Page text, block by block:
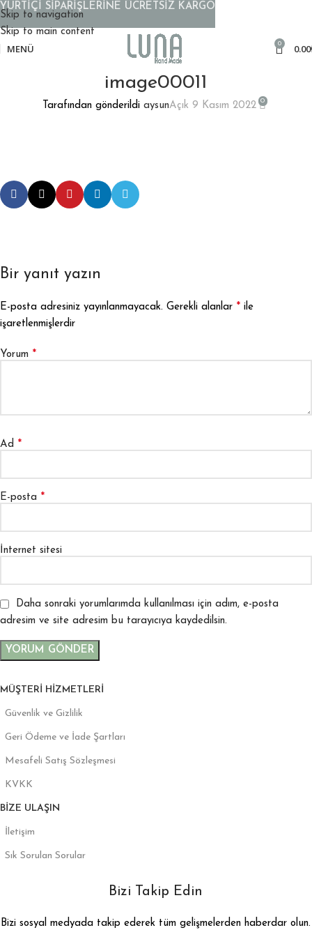
Skip to navigation
Skip to main content
MENÜ 0 0.00
image00011
Tarafından gönderildi aysunAçık 9 Kasım 2022 0
Bir yanıt yazın
E-posta adresiniz yayınlanmayacak. Gerekli alanlar * ile
işaretlenmişlerdir
Yorum *
Ad *
E-posta *
İnternet sitesi
Daha sonraki yorumlarımda kullanılması için adım, e-posta
adresim ve site adresim bu tarayıcıya kaydedilsin.
MÜŞTERI HIZMETLERI
Güvenlik ve Gizlilik
Geri Ödeme ve İade Şartları
Mesafeli Satış Sözleşmesi
KVKK
BIZE ULAŞIN
İletişim
Sık Sorulan Sorular
Bizi Takip Edin
Bizi sosyal medyada takip ederek tüm gelişmelerden haberdar olun.
YURTİÇİ SİPARİŞLERİNE ÜCRETSİZ KARGO